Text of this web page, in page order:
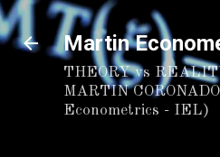
Martin
THEORY vs
MARTIN
Econometrics - IEL)